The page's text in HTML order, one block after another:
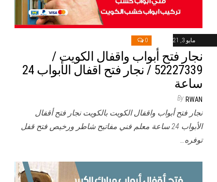
مايو 3, 2021 0
نجار فتح أبواب واقفال الكويت /
52227339 / نجار فتح اقفال الأبواب 24
ساعة
By RWAN
نجار فتح أبواب واقفال الكويت بالكويت نجار فتح أقفال
الأبواب 24 ساعة معلم فني مفاتيح شاطر ورخيص فتح قفل
توفره…